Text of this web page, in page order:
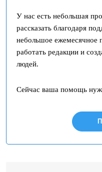
У нас есть небольшая
рассказать благодаря
небольшое ежемесячное
работать редакции и
людей.
Сейчас ваша помощь